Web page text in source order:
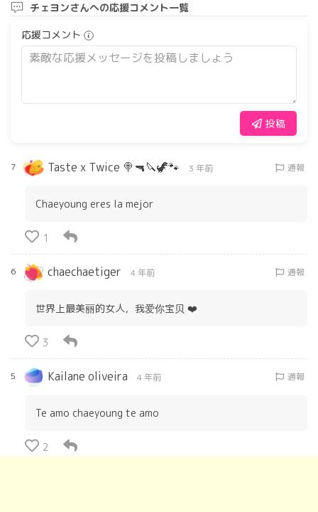
チェヨンさんへの応援コメント一覧
応援コメント
投稿
7 Taste x Twice 🍭🔫🔪🦖🐾 3 年前 通報
Chaeyoung eres la mejor
1
6 chaechaetiger 4 年前 通報
世界上最美丽的女人，我爱你宝贝 ❤️
3
5 Kailane oliveira 4 年前 通報
Te amo chaeyoung te amo
2